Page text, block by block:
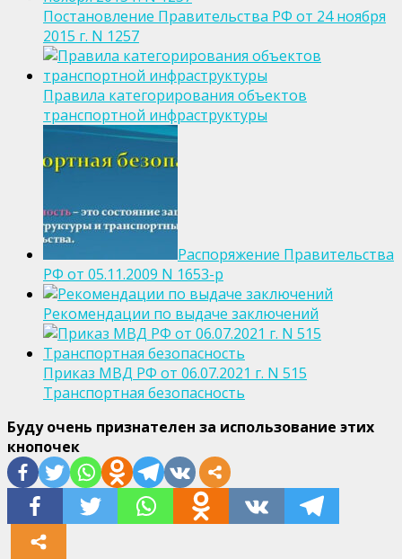
Постановление Правительства РФ от 24 ноября
2015 г. N 1257
Правила категорирования объектов
транспортной инфраструктуры
Распоряжение Правительства
РФ от 05.11.2009 N 1653-р
Рекомендации по выдаче заключений
Приказ МВД РФ от 06.07.2021 г. N 515
Транспортная безопасность
Буду очень признателен за использование этих
кнопочек